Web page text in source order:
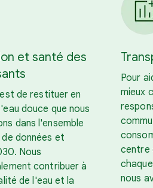
et santé des
de restituer en
douce que nous
dans l'ensemble
données et
Nous
contribuer à
de l'eau et la
Pour
mieux
centre
nous